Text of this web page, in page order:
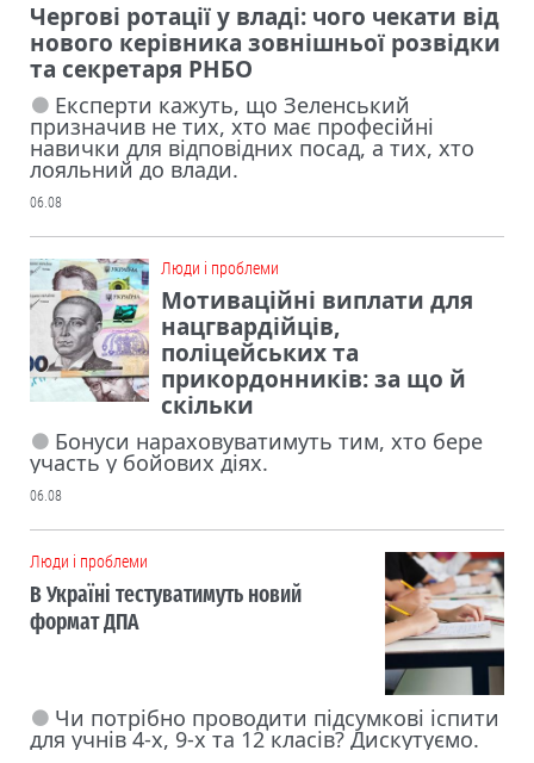
Чергові ротації у владі: чого чекати від
нового керівника зовнішньої розвідки
та секретаря РНБО
Експерти кажуть, що Зеленський
призначив не тих, хто має професійні
навички для відповідних посад, а тих, хто
лояльний до влади.
06.08
Люди і проблеми
Мотиваційні виплати для
нацгвардійців,
поліцейських та
прикордонників: за що й
скільки
Бонуси нараховуватимуть тим, хто бере
участь у бойових діях.
06.08
Люди і проблеми
В Україні тестуватимуть новий
формат ДПА
Чи потрібно проводити підсумкові іспити
для учнів 4-х, 9-х та 12 класів? Дискутуємо.